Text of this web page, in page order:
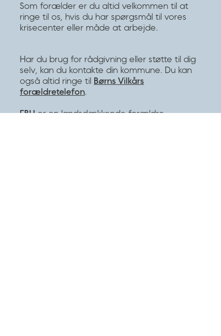
Som forælder er du altid velkommen til at
ringe til os, hvis du har spørgsmål til vores
krisecenter eller måde at arbejde.
Har du brug for rådgivning eller støtte til dig
selv, kan du kontakte din kommune. Du kan
også altid ringe til Børns Vilkårs
forældretelefon.
FBUer en landsdækkende forældre-